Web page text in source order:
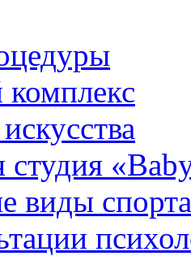
студия
виды спорта